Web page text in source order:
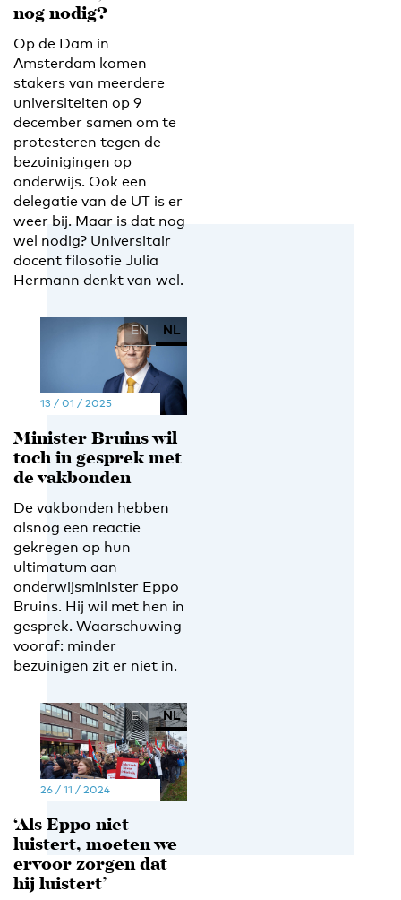
nog nodig?
Op de Dam in
Amsterdam komen
stakers van meerdere
universiteiten op 9
december samen om te
protesteren tegen de
bezuinigingen op
onderwijs. Ook een
delegatie van de UT is er
weer bij. Maar is dat nog
wel nodig? Universitair
docent filosofie Julia
Hermann denkt van wel.
EN NL
13 / 01 / 2025
Minister Bruins wil
toch in gesprek met
de vakbonden
De vakbonden hebben
alsnog een reactie
gekregen op hun
ultimatum aan
onderwijsminister Eppo
Bruins. Hij wil met hen in
gesprek. Waarschuwing
vooraf: minder
bezuinigen zit er niet in.
EN NL
26 / 11 / 2024
‘Als Eppo niet
luistert, moeten we
ervoor zorgen dat
hij luistert’